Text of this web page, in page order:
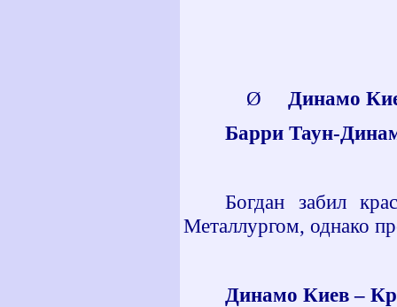
Ø
Динамо
Барри Таун-
Богдан забил
Металлургом, однако
Динамо Киев –